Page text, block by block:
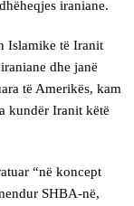
iraniane.
Islamike të Iranit
dhe janë
të Amerikës, kam
kundër Iranit këtë
“në koncept
SHBA-në,